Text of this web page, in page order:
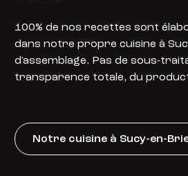
100% de nos recettes sont
dans notre propre cuisine à
d'assemblage. Pas de sous-
transparence totale, du
Notre cuisine à Sucy-en-